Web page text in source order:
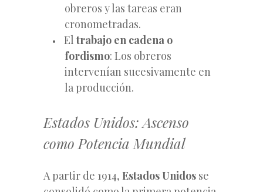
obreros y las tareas eran
cronometradas.
Eltrabajo en cadena o
fordismo: Los obreros
intervenían sucesivamente en
la producción.
Estados Unidos: Ascenso
como Potencia Mundial
A partir de 1914, Estados Unidos se